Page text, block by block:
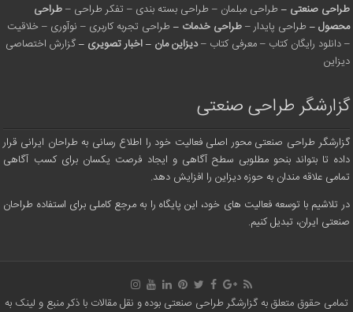
طراحی صنعتی – طراحی مبلمان – طراحی بسته بندی – تفکر طراحی –طراحی
محصول– طراحی پایدار–طراحی خدمات – طراحی تجربه کاربری – نوآوری –خلاقیت
–دانلود رایگان کتاب –معرفی کتاب –دیزاین مان –اخبار تصویری –گزارش اختصاصی
دیزاین
گزارشگر طراحی صنعتی
گزارشگر طراحی صنعتی محور اصلی فعالیت خود را اطلاع رسانی به طراحان ایرانی قرار
داده تا بتواند بنحو مطلوبی سطح آگاهی و ایجاد فرصت یکسان برای کسب آگاهی
تمامی علاقه مندان به حوزه دیزاین را افزایش دهد.
در تلاشیم با توسعه فعالیت های خود، این پایگاه را به مرجع کاملی برای استفاده طراحان
صنعتی ایران، تبدیل کنیم.
تمامی حقوق متعلق به گزارشگر طراحی صنعتی بوده و نقل مقالات با ذکر منبع و لینک به